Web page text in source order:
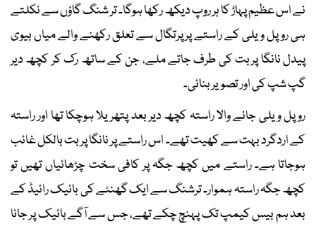
نے اس عظیم پہاڑ کا ہر روپ دیکھ رکھا ہوگا۔ تر شنگ گاؤں سے نکلتے
ہی روپل ویلی کے راستے پر پرتگال سے تعلق رکھنے والے میاں بیوی
پیدل نانگا پربت کی طرف جاتے ملے، جن کے ساتھ رک کر کچھ دیر
گپ شپ کی اور تصویر بنائی۔
روپل ويلی جانے والا راستہ کچھ دیر بعد پتھریلا ہوچکا تھا اور راستہ
کے اردگرد بہت سے کھیت تھے۔ اس راستے پر نانگا پربت بالکل غائب
ہوجاتا ہے۔ راستے میں کچھ جگہ پر کافی سخت چڑھائیاں تھیں تو
کچھ جگہ راستہ ہموار۔ ترشنگ سے ایک گھنٹے کی بائیک رائیڈ کے
بعد ہم بیس کیمپ تک پہنچ چکے تھے، جس سے آگے بائیک پر جانا